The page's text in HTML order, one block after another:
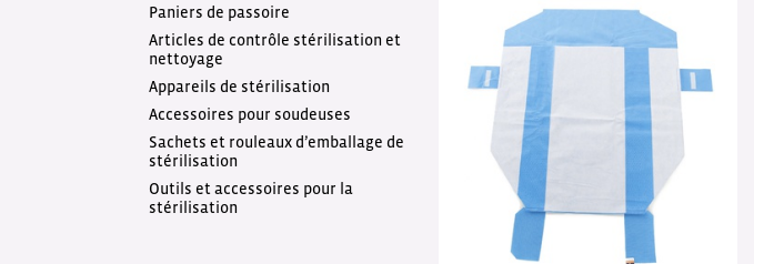
Paniers de passoire
Articles de contrôle stérilisation et
nettoyage
Appareils de stérilisation
Accessoires pour soudeuses
Sachets et rouleaux d’emballage de
stérilisation
Outils et accessoires pour la
stérilisation